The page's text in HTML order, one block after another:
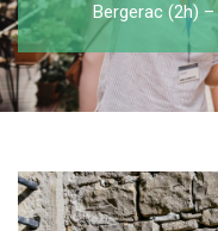
Bergerac (2h)